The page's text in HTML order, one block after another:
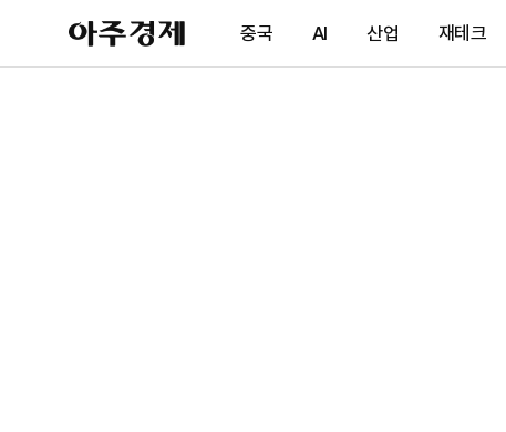
아
주
제
중국 AI 산업 재테크